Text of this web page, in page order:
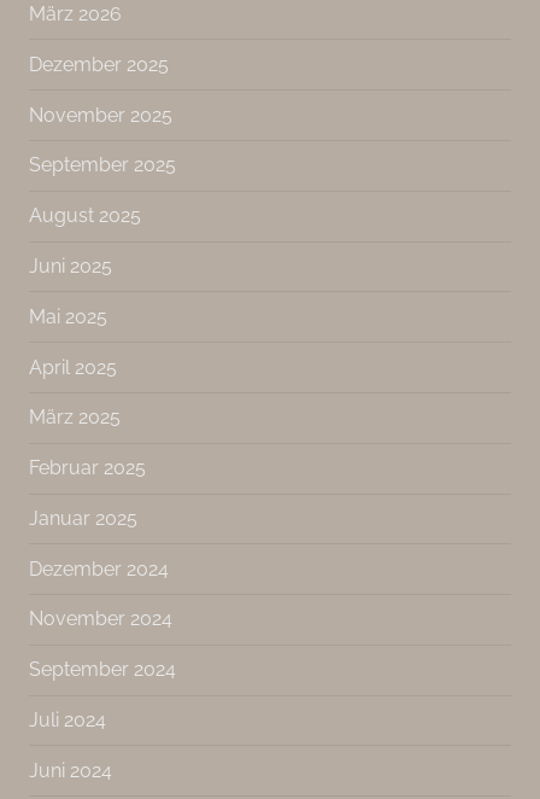
März 2026
Dezember 2025
November 2025
September 2025
August 2025
Juni 2025
Mai 2025
April 2025
März 2025
Februar 2025
Januar 2025
Dezember 2024
November 2024
September 2024
Juli 2024
Juni 2024